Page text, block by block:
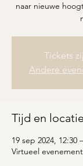
naar nieuwe
Tickets
Andere
Tijd en locatie
19 sep 2024, 12:30
Virtueel evenement